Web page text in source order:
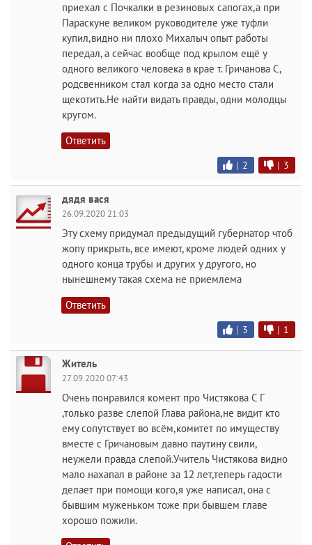
приехал с Почкалки в резиновых сапогах,а при
Параскуне великом руководителе уже туфли
купил,видно ни плохо Михалыч опыт работы
передал, а сейчас вообще под крылом ещё у
одного великого человека в крае т. Гричанова С,
родсвенником стал когда за одно место стали
щекотить.Не найти видать правды, одни молодцы
кругом.
Ответить
| 2 | 3
дядя вася
26.09.2020 21:03
Эту схему придумал предыдущий губернатор чтоб
жопу прикрыть, все имеют, кроме людей одних у
одного конца трубы и других у другого, но
нынешнему такая схема не приемлема
Ответить
| 3 | 1
Житель
27.09.2020 07:43
Очень понравился комент про Чистякова С Г
,только разве слепой Глава района,не видит кто
ему сопутствует во всём,комитет по имуществу
вместе с Гричановым давно паутину свили,
неужели правда слепой.Учитель Чистякова видно
мало нахапал в районе за 12 лет,теперь гадости
делает при помощи кого,я уже написал, она с
бывшим муженьком тоже при бывшем главе
хорошо пожили.